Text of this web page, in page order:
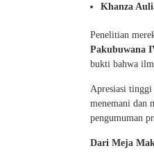
Khanza
Penelitian
Pakubuwana
bukti bahwa
Apresiasi tinggi
menemani dan
pengumuman
Dari Meja